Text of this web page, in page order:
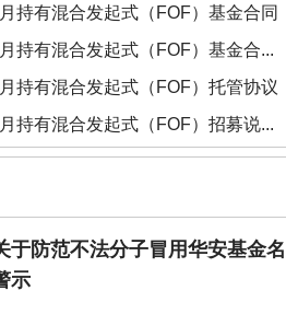
持有混合发起式（FOF）基金合同
持有混合发起式（FOF）基金合...
持有混合发起式（FOF）托管协议
持有混合发起式（FOF）招募说...
于防范不法分子冒用华安基金
示